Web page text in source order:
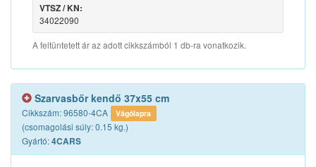
VTSZ / KN:
34022090
A feltüntetett ár az adott cikkszámból 1 db-ra vonatkozik.
Szarvasbőr kendő 37x55 cm
Cikkszám: 96580-4CA Vágólapra
(csomagolási súly: 0.15 kg.)
Gyártó:4CARS